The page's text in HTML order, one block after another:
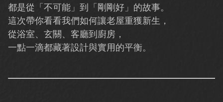
都是從「不可能」到「剛剛好」的故事。
這次帶你看看我們如何讓老屋重獲新生，
從浴室、玄關、客廳到廚房，
一點一滴都藏著設計與實用的平衡。